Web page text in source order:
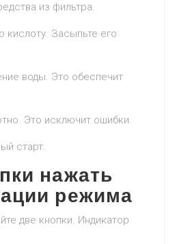
из фильтра.
кислоту. Засыпьте его
воды. Это обеспечит
Это исключит ошибки.
старт.
нажать
режима
две кнопки. Индикатор